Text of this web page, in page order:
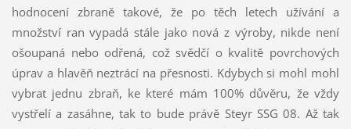
hodnocení zbraně takové, že po těch letech užívání a
množství ran vypadá stále jako nová z výroby, nikde není
ošoupaná nebo odřená, což svědčí o kvalitě povrchových
úprav a hlavěň neztrácí na přesnosti. Kdybych si mohl mohl
vybrat jednu zbraň, ke které mám 100% důvěru, že vždy
vystřelí a zasáhne, tak to bude právě Steyr SSG 08. Až tak